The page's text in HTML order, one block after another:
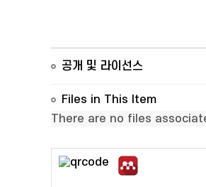
공개 및 라이선스
Files in This Item
There are no files